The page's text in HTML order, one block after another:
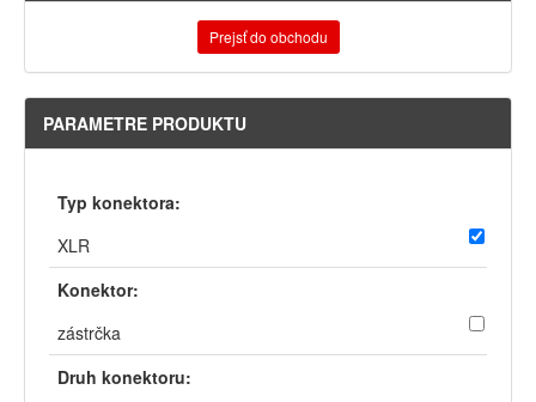
Prejsť do obchodu
PARAMETRE PRODUKTU
Typ konektora:
XLR
Konektor:
zástrčka
Druh konektoru: